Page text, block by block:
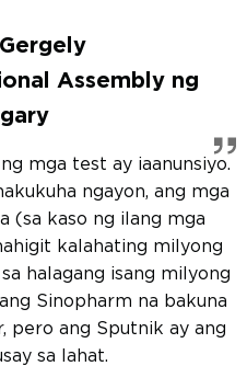
Assembly ng
mga test ay iaanunsiyo.
ngayon, ang mga
(sa kaso ng ilang mga
kalahating milyong
halagang isang milyong
Sinopharm na bakuna
pero ang Sputnik ay ang
sa lahat.